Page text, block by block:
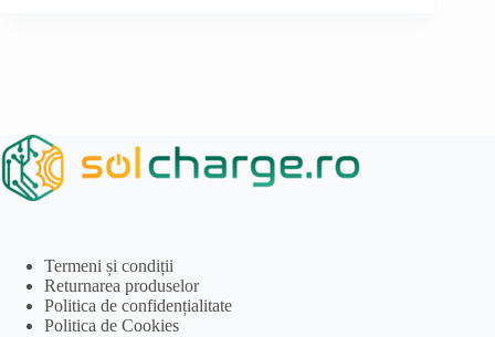
Termeni și condiții
Returnarea produselor
Politica de confidențialitate
Politica de Cookies